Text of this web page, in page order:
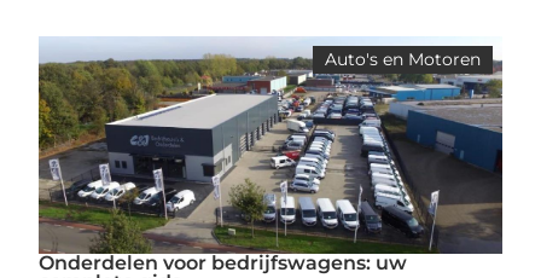
Auto's en Motoren
Onderdelen voor bedrijfswagens: uw